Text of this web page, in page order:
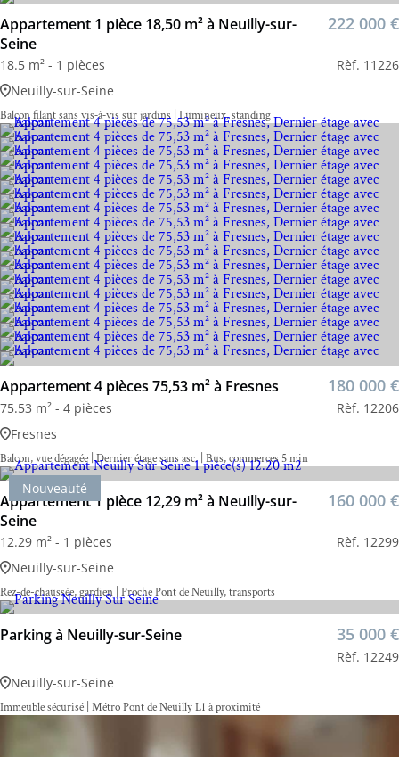
Appartement 1 pièce 18,50 m² à Neuilly-sur-
Seine
222 000 €
18.5 m² - 1 pièces
Rèf. 11226
Neuilly-sur-Seine
Balcon filant sans vis‑à‑vis sur jardins | Lumineux, standing
Appartement 4 pièces 75,53 m² à Fresnes 180 000 €
75.53 m² - 4 pièces
Rèf. 12206
Fresnes
Balcon, vue dégagée | Dernier étage sans asc. | Bus, commerces 5 min
Nouveauté
Appartement 1 pièce 12,29 m² à Neuilly-sur-
Seine
160 000 €
12.29 m² - 1 pièces
Rèf. 12299
Neuilly-sur-Seine
Rez-de-chaussée, gardien | Proche Pont de Neuilly, transports
Parking à Neuilly-sur-Seine 35 000 €
Rèf. 12249
Neuilly-sur-Seine
Immeuble sécurisé | Métro Pont de Neuilly L1 à proximité